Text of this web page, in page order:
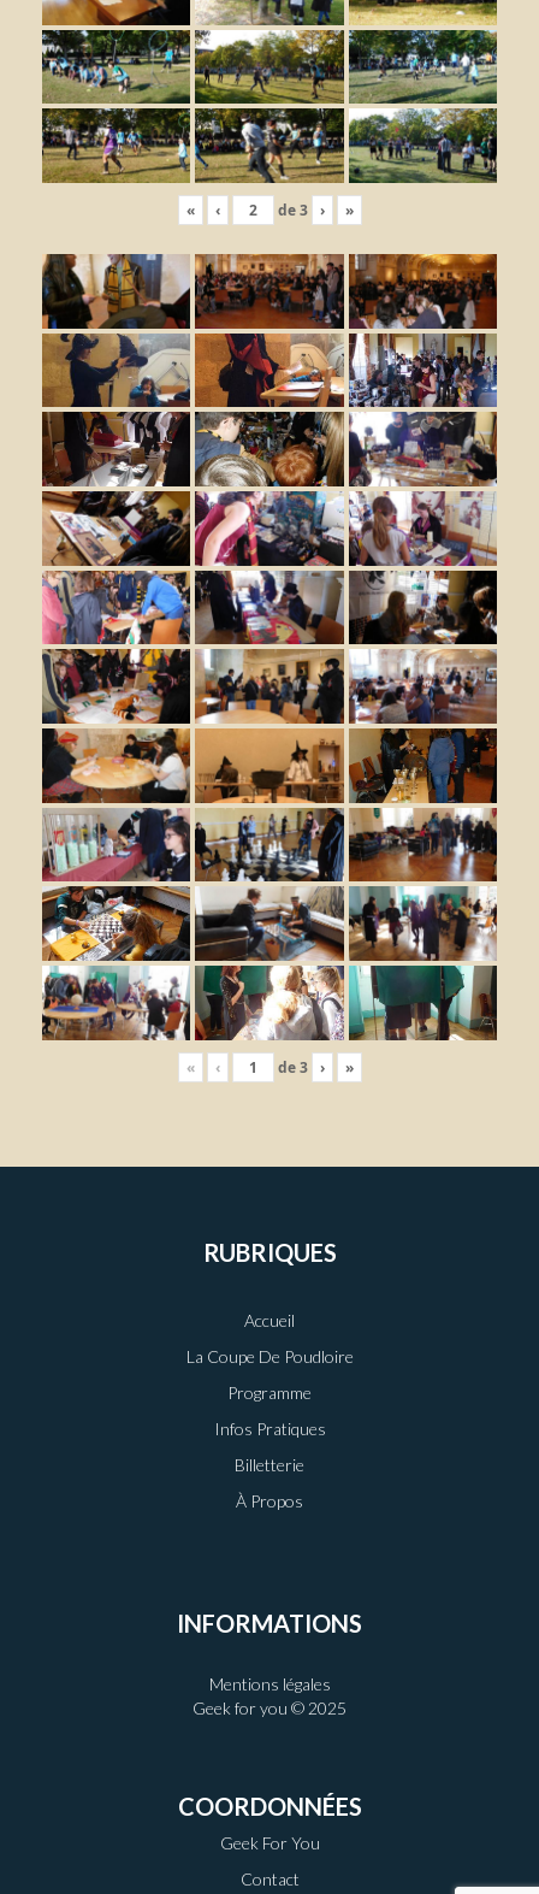
« ‹ de3 › »
« ‹ de3 › »
RUBRIQUES
Accueil
La Coupe De Poudloire
Programme
Infos Pratiques
Billetterie
À Propos
INFORMATIONS
Mentions légales
Geek for you © 2025
COORDONNÉES
Geek For You
Contact